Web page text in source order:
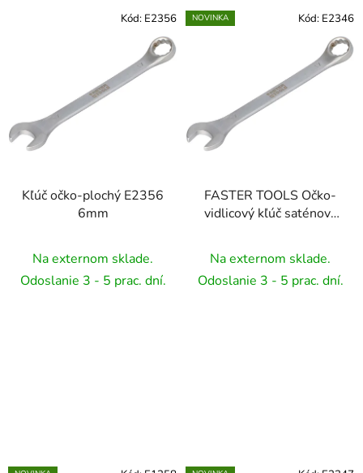
Kľúč očko-plochý E2356
6mm
Na externom sklade.
Odoslanie 3 - 5 prac. dní.
Kód: E2356 NOVINKA
FASTER TOOLS Očko-
vidlicový kľúč saténovy
Na externom sklade.
Odoslanie 3 - 5 prac. dní.
Kód: E2346